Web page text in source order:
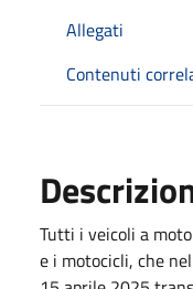
Allegati
Contenuti
Tutti i veicoli a
e i motocicli, che